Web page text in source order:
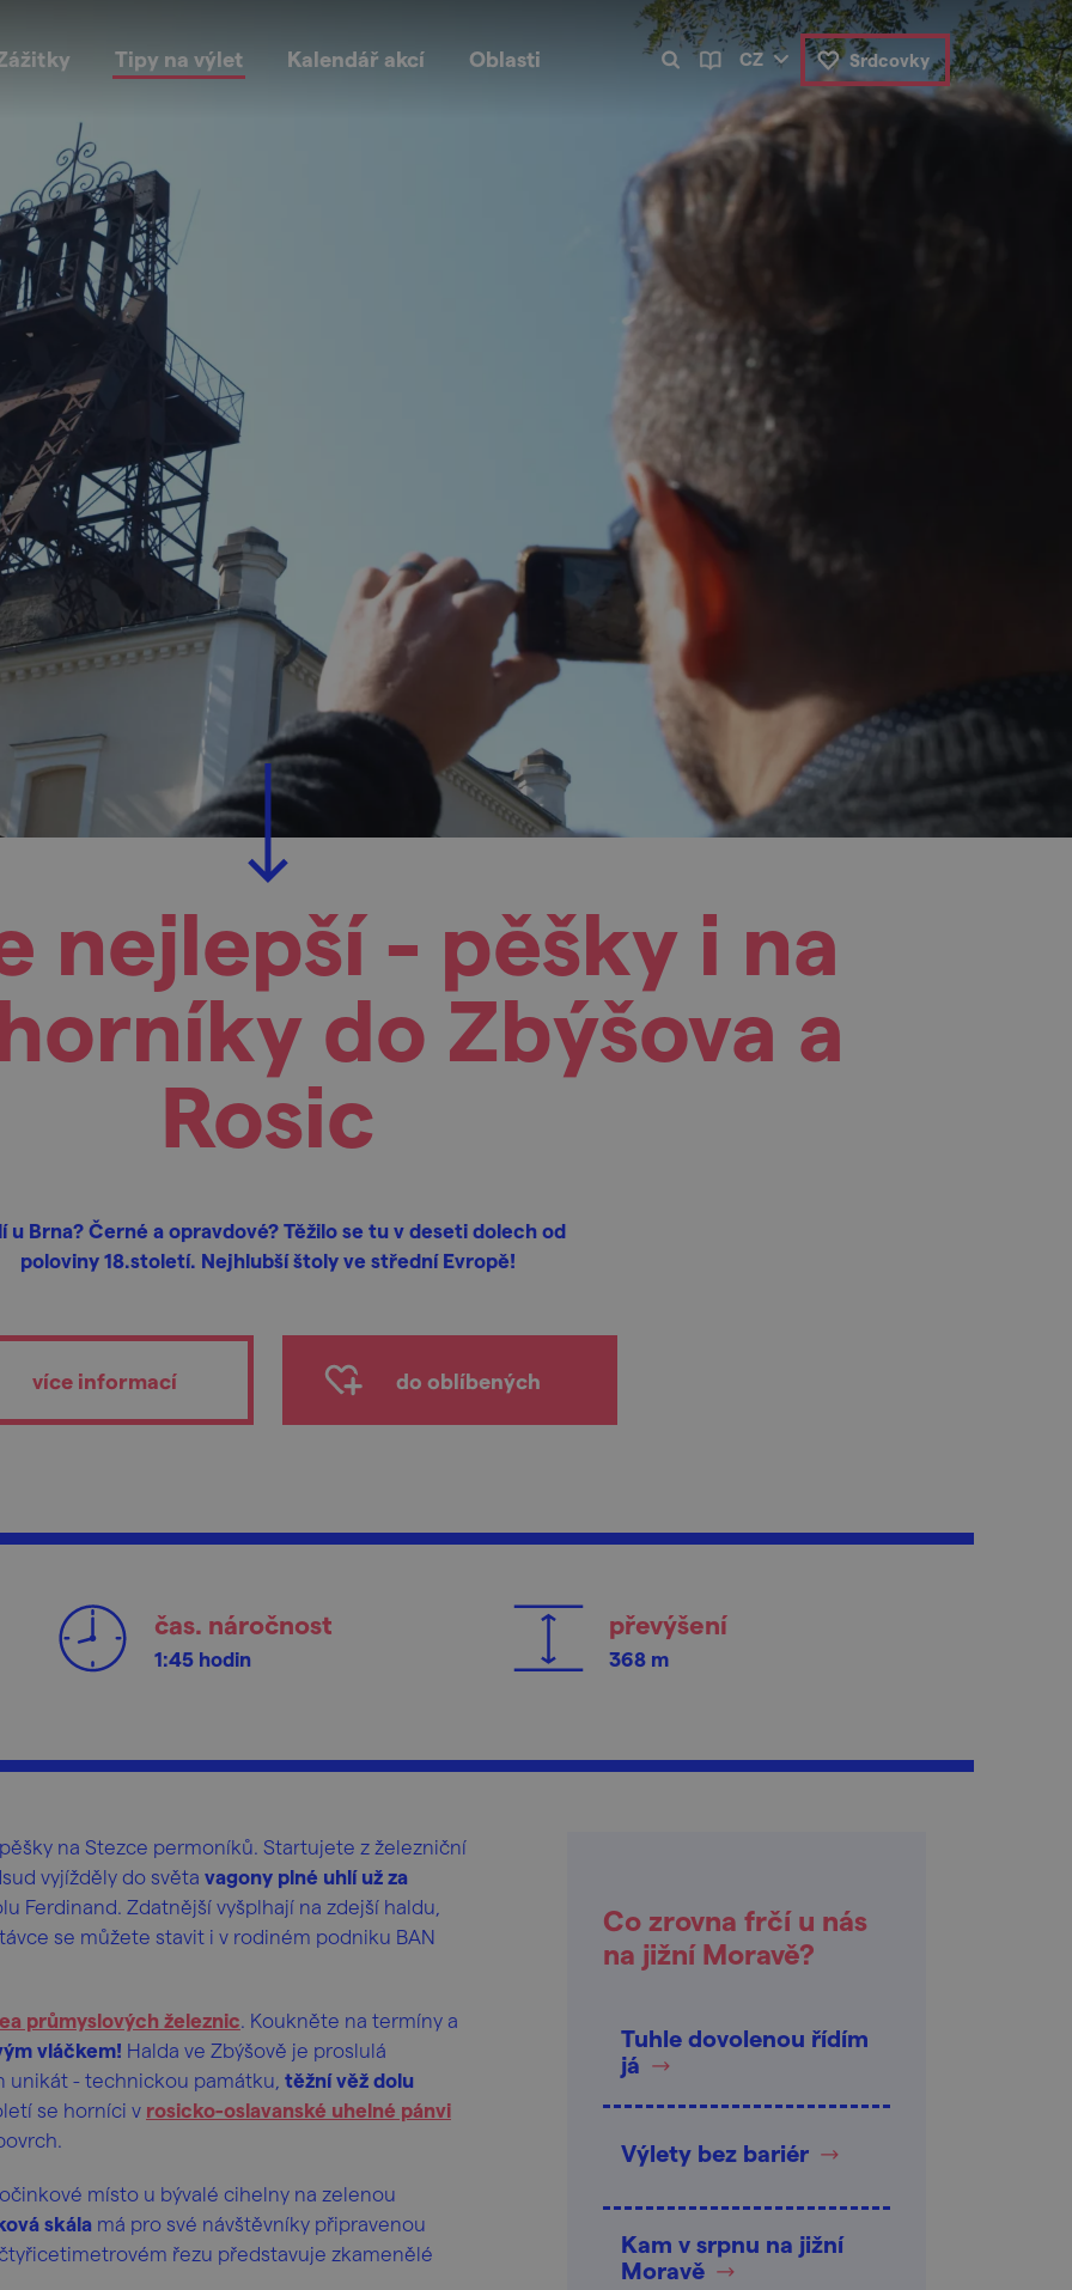
Tipy na výlet Kalendář akcí Oblasti CZ Srdcovky
nejlepší - pěšky i na
do Zbýšova a
Rosic
u Brna? Černé a opravdové? Těžilo se tu v deseti dolech od
poloviny 18.století. Nejhlubší štoly ve střední Evropě!
více informací do oblíbených
čas. náročnost
1:45 hodin
převýšení
368 m
na Stezce permoníků. Startujete z železniční
vyjížděly do světa vagony plné uhlí už za
Ferdinand. Zdatnější vyšplhají na zdejší haldu,
se můžete stavit i v rodiném podniku BAN
průmyslových železnic. Koukněte na termíny a
vláčkem! Halda ve Zbýšově je proslulá
- technickou památku, těžní věž dolu
se horníci v rosicko-oslavanské uhelné pánvi
místo u bývalé cihelny na zelenou
skála má pro své návštěvníky připravenou
řezu představuje zkamenělé
Co zrovna frčí u nás
na jižní Moravě?
Tuhle dovolenou řídím
já
Výlety bez bariér
Kam v srpnu na jižní
Moravě